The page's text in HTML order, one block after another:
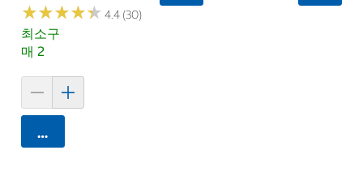
★★★★★
★★★★★ 4.4 (30)
최소구
매 2
카트에 담기